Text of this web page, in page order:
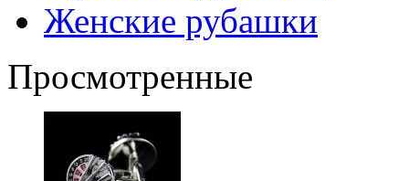
Женские рубашки
Просмотренные